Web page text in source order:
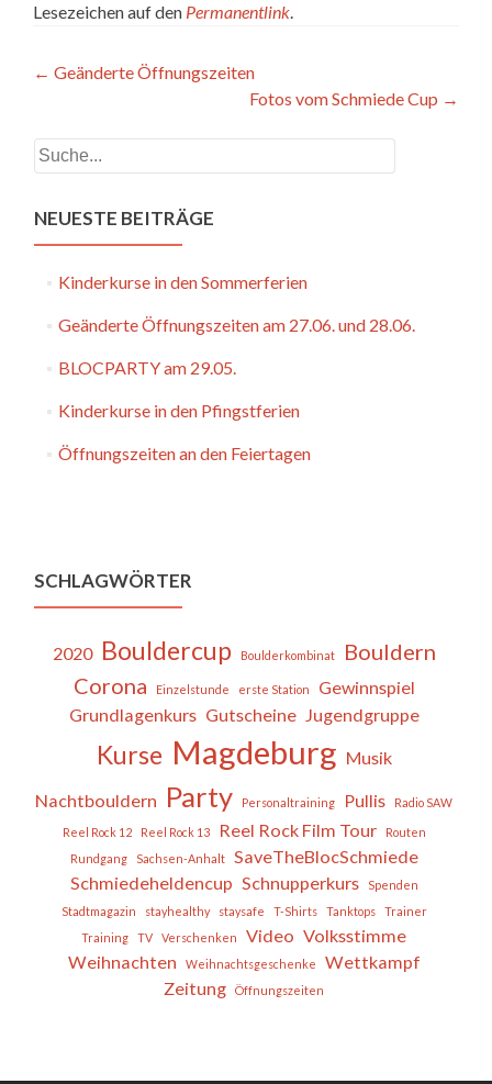
Lesezeichen auf den Permanentlink.
Artikel-
← Geänderte Öffnungszeiten
Fotos vom Schmiede Cup →
NEUESTE BEITRÄGE
Kinderkurse in den Sommerferien
Geänderte Öffnungszeiten am 27.06. und 28.06.
BLOCPARTY am 29.05.
Kinderkurse in den Pfingstferien
Öffnungszeiten an den Feiertagen
SCHLAGWÖRTER
2020 Bouldercup Boulderkombinat
Bouldern
Corona
Einzelstunde erste Station
Gewinnspiel
Grundlagenkurs Gutscheine Jugendgruppe
Kurse Magdeburg Musik
Nachtbouldern Party Personaltraining Pullis Radio SAW
Reel Rock 12 Reel Rock 13 Reel Rock Film Tour
Routen
Rundgang
Sachsen-Anhalt
SaveTheBlocSchmiede
Schmiedeheldencup Schnupperkurs
Spenden
Stadtmagazin
stayhealthy staysafe T-Shirts Tanktops
Trainer
Training
TV Verschenken Video Volksstimme
Weihnachten
Weihnachtsgeschenke
Wettkampf
Zeitung
Öffnungszeiten